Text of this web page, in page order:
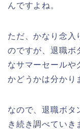
んですよね。
ただ、かなり念入
のですが、退職ボ
なサマーセールや
かどうかは分かり
なので、退職ボタ
き続き調べていき